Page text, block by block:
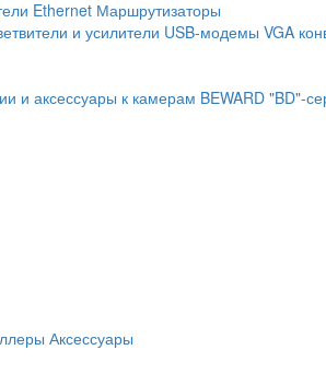
Ethernet Маршрутизаторы
и усилители USB-модемы VGA
и аксессуары к камерам BEWARD "BD"-
Аксессуары